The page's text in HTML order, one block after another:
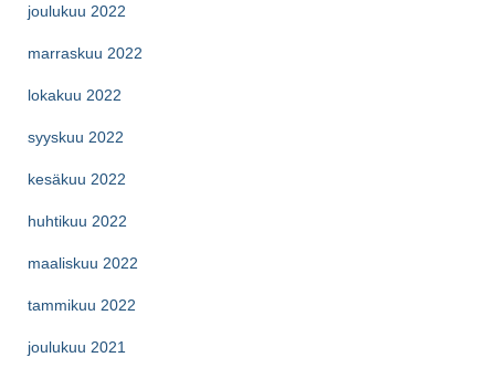
joulukuu 2022
marraskuu 2022
lokakuu 2022
syyskuu 2022
kesäkuu 2022
huhtikuu 2022
maaliskuu 2022
tammikuu 2022
joulukuu 2021